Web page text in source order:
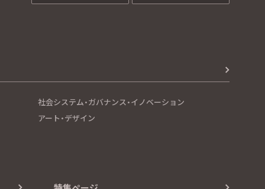
社会システム・ガバナンス・イノベーション
アート・デザイン